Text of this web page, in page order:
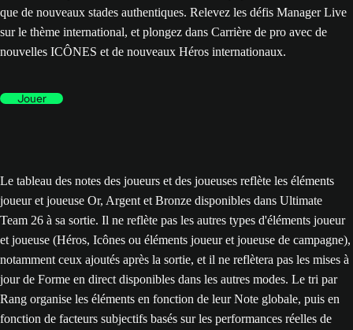
que de nouveaux stades authentiques. Relevez les défis Manager Live
sur le thème international, et plongez dans Carrière de pro avec de
nouvelles ICÔNES et de nouveaux Héros internationaux.
Jouer
Le tableau des notes des joueurs et des joueuses reflète les éléments
joueur et joueuse Or, Argent et Bronze disponibles dans Ultimate
Team 26 à sa sortie. Il ne reflète pas les autres types d'éléments joueur
et joueuse (Héros, Icônes ou éléments joueur et joueuse de campagne),
notamment ceux ajoutés après la sortie, et il ne reflètera pas les mises à
jour de Forme en direct disponibles dans les autres modes. Le tri par
Rang organise les éléments en fonction de leur Note globale, puis en
fonction de facteurs subjectifs basés sur les performances réelles de